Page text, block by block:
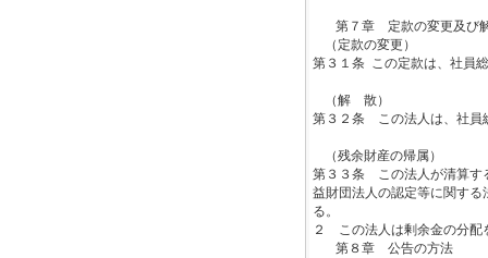
第７章 定款の変更及
（定款の変更）
第３１条 この定款は、社員
（解 散）
第３２条 この法人は、社員
（残余財産の帰属）
第３３条 この法人が清算す
益財団法人の認定等に関する
る。
２ この法人は剰余金の分配
第８章 公告の方法